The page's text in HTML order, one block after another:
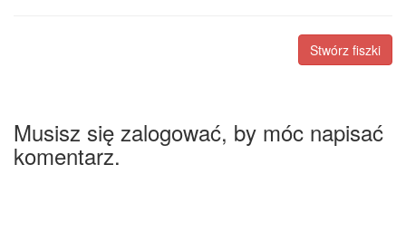
Stwórz fiszki
Musisz się zalogować, by móc napisać
komentarz.